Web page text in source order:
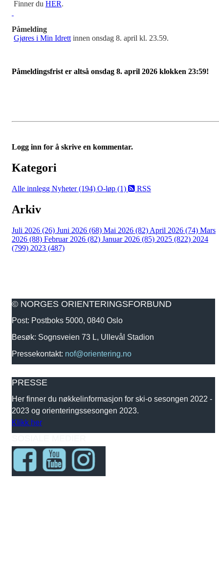
Finner du HER.
Påmelding
Gjøres i Min Idrett innen onsdag 8. april kl. 23.59.
Påmeldingsfrist er altså onsdag 8. april 2026 klokken 23:59!
Logg inn for å skrive en kommentar.
Kategori
Alle innlegg Nyheter (194) O-løp (1) RSS
Arkiv
Juli 2026 (26) Juni 2026 (68) Mai 2026 (82) April 2026 (74) Mars
2026 (88) Februar 2026 (82) Januar 2026 (85) 2025 (822) 2024
(799) 2023 (487)
© NORGES ORIENTERINGSFORBUND
Post: Postboks 5000, 0840 Oslo
Besøk: Sognsveien 73 L, Ullevål Stadion
Pressekontakt: nof@orientering.no
PRESSE
Her finner du nøkkelinformasjon for ski-o sesongen 2022 -
2023 og orienteringssesongen 2023.
Klikk her